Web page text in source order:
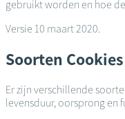
gebruikt worden en hoe
Versie 10 maart 2020.
Soorten Cookies
Er zijn verschillende
levensduur, oorsprong en